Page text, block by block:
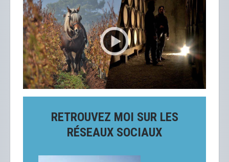
RETROUVEZ MOI SUR LES
RÉSEAUX SOCIAUX